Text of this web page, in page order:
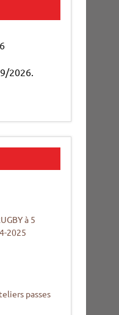
2026.
à 5
2025
passes